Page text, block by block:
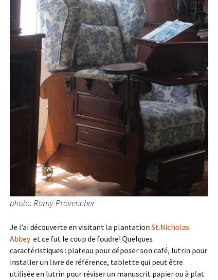
photo: Romy Provencher
Je l’ai découverte en visitant la plantation St.Nicholas
Abbeyet ce fut le coup de foudre! Quelques
caractéristiques : plateau pour déposer son café, lutrin pour
installer un livre de référence, tablette qui peut être
utilisée en lutrin pour réviser un manuscrit papier ou à plat